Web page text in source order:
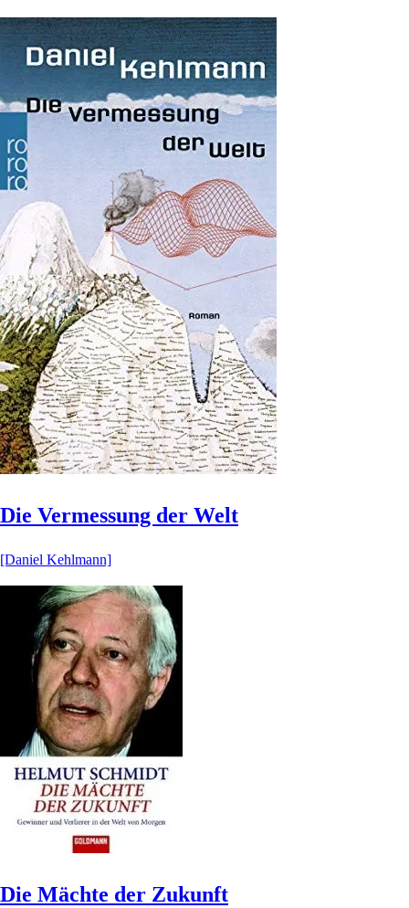
Die Vermessung der Welt
[Daniel Kehlmann]
Die Mächte der Zukunft